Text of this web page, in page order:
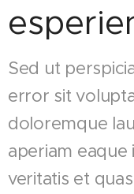
Sed ut
error sit
doloremque
aperiam eaque
veritatis et